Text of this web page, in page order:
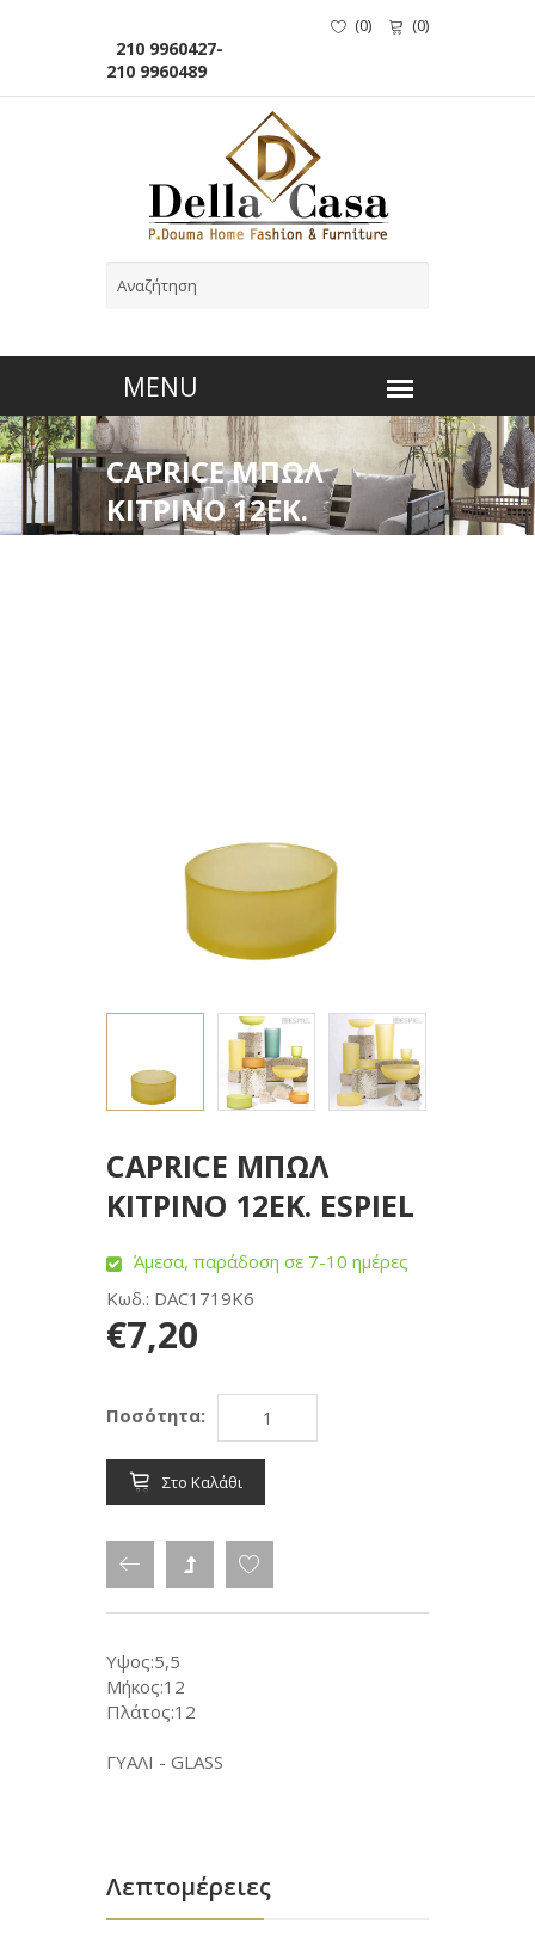
210 9960427-
210 9960489
(0) (0)
CAPRICE ΜΠΩΛ
ΚΙΤΡΙΝΟ 12ΕΚ.
CAPRICE ΜΠΩΛ
ΚΙΤΡΙΝΟ 12ΕΚ. ESPIEL
Άμεσα, παράδοση σε 7-10 ημέρες
Κωδ.: DAC1719K6
€7,20
Ποσότητα:
Στο Καλάθι
Υψος:5,5
Μήκος:12
Πλάτος:12
ΓΥΑΛΙ - GLASS
Λεπτομέρειες